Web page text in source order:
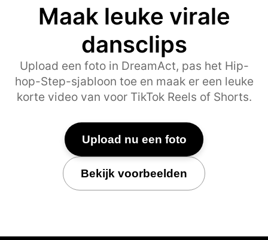
Maak leuke virale
dansclips
Upload een foto in DreamAct, pas het Hip-
hop-Step-sjabloon toe en maak er een leuke
korte video van voor TikTok Reels of Shorts.
Upload nu een foto
Bekijk voorbeelden